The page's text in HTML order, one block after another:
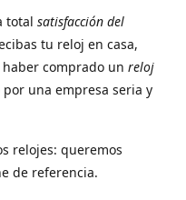
total satisfacción del
tu reloj en casa,
comprado un reloj
una empresa seria y
relojes: queremos
de referencia.